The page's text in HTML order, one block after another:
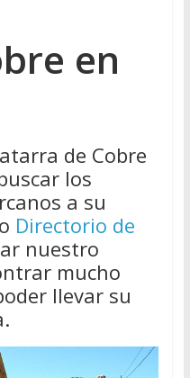
en
de Cobre
los
a su
Directorio de
nuestro
mucho
llevar su